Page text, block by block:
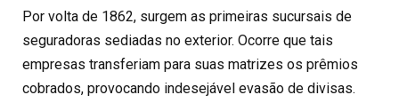
Por volta de 1862, surgem as primeiras sucursais de
seguradoras sediadas no exterior. Ocorre que tais
empresas transferiam para suas matrizes os prêmios
cobrados, provocando indesejável evasão de divisas.